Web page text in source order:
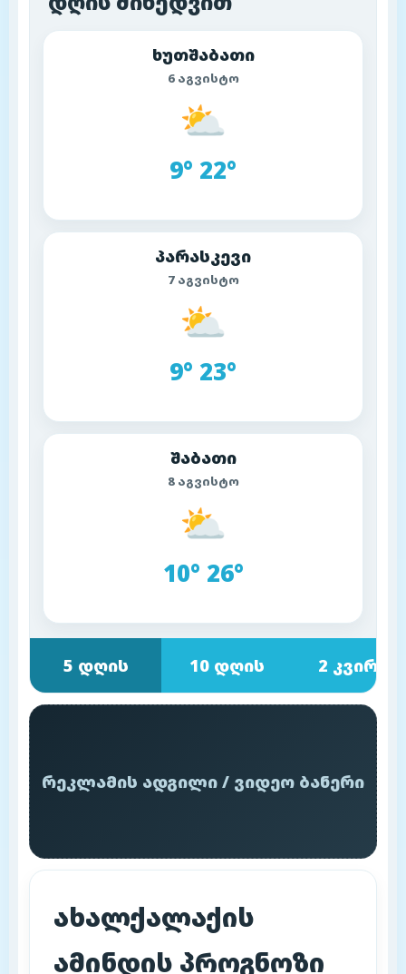
ხუთშაბათი
6 აგვისტო
⛅
9° 22°
პარასკევი
7 აგვისტო
⛅
9° 23°
შაბათი
8 აგვისტო
⛅
10° 26°
5 დღის 10 დღის 2 კვირის
რეკლამის ადგილი / ვიდეო ბანერი
ახალქალაქის
ამინდის პროგნოზი